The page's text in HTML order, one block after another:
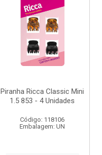
Piranha Ricca Classic Mini
1.5 853 - 4 Unidades
Código: 118106
Embalagem: UN